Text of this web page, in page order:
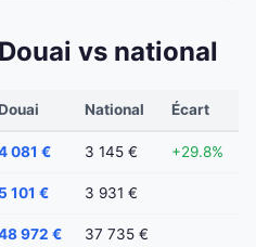
vs national
National Écart
081 € 3 145 € +29.8%
5 101 € 3 931 €
972 € 37 735 €